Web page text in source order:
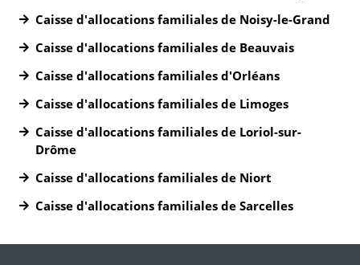
Caisse d'allocations familiales de Noisy-le-Grand
Caisse d'allocations familiales de Beauvais
Caisse d'allocations familiales d'Orléans
Caisse d'allocations familiales de Limoges
Caisse d'allocations familiales de Loriol-sur-
Drôme
Caisse d'allocations familiales de Niort
Caisse d'allocations familiales de Sarcelles